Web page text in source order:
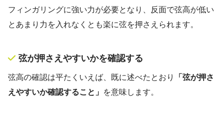
フィンガリングに強い力が必要となり、反面で弦高が低い
とあまり力を入れなくとも楽に弦を押さえられます。
弦が押さえやすいかを確認する
弦高の確認は平たくいえば、既に述べたとおり
「弦が押さ
えやすいか確認すること」 を意味します。